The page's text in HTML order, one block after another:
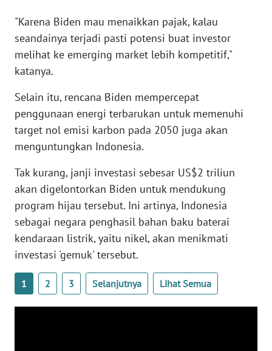
"Karena Biden mau menaikkan pajak, kalau
seandainya terjadi pasti potensi buat investor
melihat ke emerging market lebih kompetitif,"
katanya.
Selain itu, rencana Biden mempercepat
penggunaan energi terbarukan untuk memenuhi
target nol emisi karbon pada 2050 juga akan
menguntungkan Indonesia.
Tak kurang, janji investasi sebesar US$2 triliun
akan digelontorkan Biden untuk mendukung
program hijau tersebut. Ini artinya, Indonesia
sebagai negara penghasil bahan baku baterai
kendaraan listrik, yaitu nikel, akan menikmati
investasi 'gemuk' tersebut.
1 2 3 Selanjutnya Lihat Semua
WN
JABAR
BANTEN
WN
NTT
WN
KEPRI
WN
PAPUA
PAPUA
BARAT